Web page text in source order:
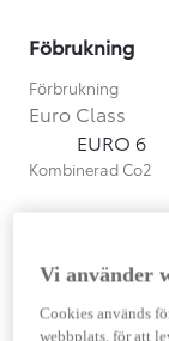
Föbrukning
Förbrukning
Euro Class
EURO 6
Kombinerad Co2
Cylindrar
Kapacitet
Effekt
Vi använder
Cookies används
webbplats, för att